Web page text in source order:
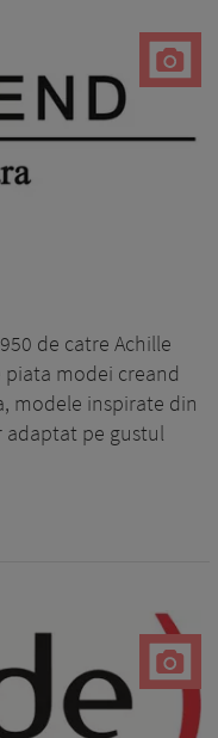
de catre Achille
modei creand
modele inspirate din
pe gustul